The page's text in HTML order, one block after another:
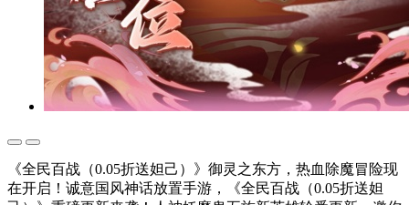
《全民百战（0.05折送妲己）》御灵之东方，热血除魔冒险现
在开启！诚意国风神话放置手游，《全民百战（0.05折送妲